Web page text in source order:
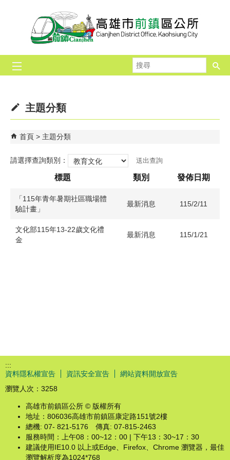
跳到主要內容區塊
尋
主題分類
首頁 主題分類
請選擇查詢類別：
標題 類別 發佈日期
「115年青年暑期社區職場體
驗計畫」
最新消息 115/2/11
文化部115年13-22歲文化禮
金
最新消息 115/1/21
:::
資料隱私權宣告
資訊安全宣告
網站資料開放宣告
瀏覽人次： 3258
高雄市前鎮區公所 © 版權所有
地址：806036高雄市前鎮區康定路151號2樓
總機: 07- 821-5176 傳真: 07-815-2463
服務時間：上午08：00~12：00 | 下午13：30~17：30
建議使用IE10.0 以上或Edge、Firefox、Chrome 瀏覽器，最佳
瀏覽解析度為1024*768